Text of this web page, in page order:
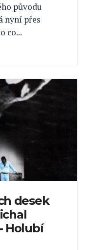
původu
nyní přes
co...
desek
Holubí